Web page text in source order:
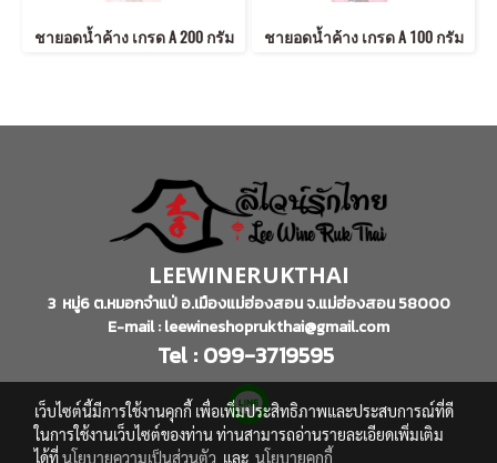
ชายอดน้ำค้าง เกรด A 200 กรัม ชายอดน้ำค้าง เกรด A 100 กรัม
LEEWINERUKTHAI
3 หมู่6 ต.หมอกจำแป่ อ.เมืองแม่ฮ่องสอน จ.แม่ฮ่องสอน 58000
E-mail : leewineshoprukthai@gmail.com
Tel : 099-3719595
เว็บไซต์นี้มีการใช้งานคุกกี้ เพื่อเพิ่มประสิทธิภาพและประสบการณ์ที่ดี
ในการใช้งานเว็บไซต์ของท่าน ท่านสามารถอ่านรายละเอียดเพิ่มเติม
ได้ที่นโยบายความเป็นส่วนตัว และ นโยบายคุกกี้